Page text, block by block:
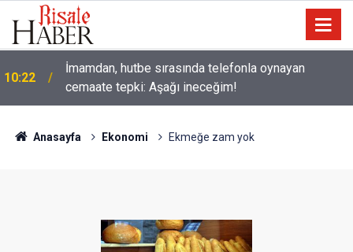
10:22
İmamdan, hutbe sırasında telefonla oynayan
cemaate tepki: Aşağı ineceğim!
Anasayfa Ekonomi Ekmeğe zam yok